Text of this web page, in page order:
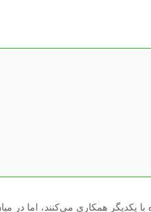
یکدیگر همکاری می‌کنند، اما